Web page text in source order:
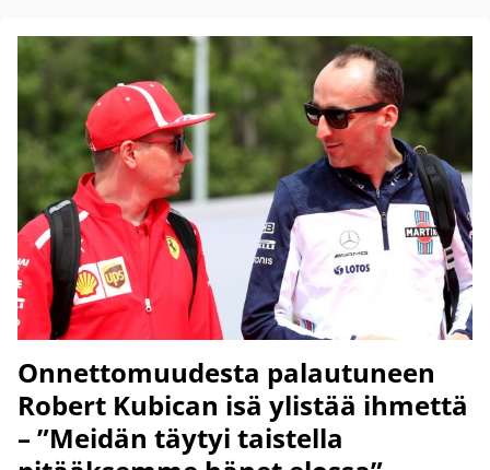
Onnettomuudesta palautuneen
Robert Kubican isä ylistää ihmettä
– ”Meidän täytyi taistella